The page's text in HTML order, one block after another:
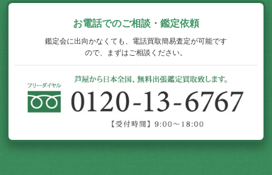
お電話でのご相談・鑑定依頼
鑑定会に出向かなくても、電話買取簡易査定が可能です
ので、まずはご相談ください。